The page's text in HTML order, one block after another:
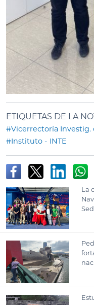
ETIQUETAS DE LA
#Vicerrectoría Investig.
#Instituto - INTE
La